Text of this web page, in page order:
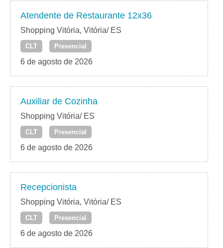
Atendente de Restaurante 12x36
Shopping Vitória, Vitória/ ES
CLT Presencial
6 de agosto de 2026
Auxiliar de Cozinha
Shopping Vitória/ ES
CLT Presencial
6 de agosto de 2026
Recepcionista
Shopping Vitória, Vitória/ ES
CLT Presencial
6 de agosto de 2026